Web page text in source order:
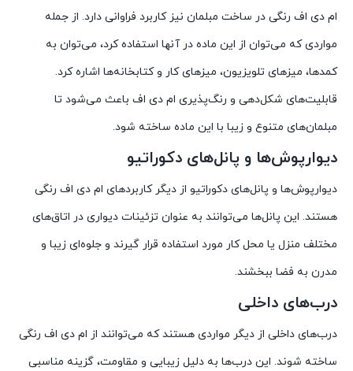
ام دی اف رنگی در ساخت مبلمان نیز کاربرد فراوانی دارد. از جمله
مواردی که می‌توان از این ماده در آنها استفاده کرد، می‌توان به
کمدها، میزهای تلویزیون، میزهای کار و کتابخانه‌ها اشاره کرد.
قابلیت‌های شکل‌دهی و رنگ‌پذیری ام دی اف باعث می‌شود تا
مبلمان‌های متنوع و زیبا با این ماده ساخته شود.
دیوارپوش‌ها و پانل‌های دکوراتیو
دیوارپوش‌ها و پانل‌های دکوراتیو از دیگر کاربردهای ام دی اف رنگی
هستند. این پانل‌ها می‌توانند به عنوان تزئینات دیواری در اتاق‌های
مختلف منزل یا محل کار مورد استفاده قرار گیرند و جلوه‌ای زیبا و
مدرن به فضا ببخشند.
درب‌های داخلی
درب‌های داخلی از دیگر مواردی هستند که می‌توانند از ام دی اف رنگی
ساخته شوند. این درب‌ها به دلیل زیبایی و مقاومت، گزینه مناسبی